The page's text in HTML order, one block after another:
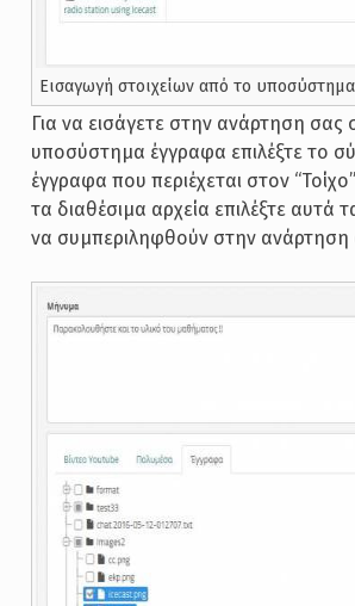
Εισαγωγή στοιχείων από το
Για να εισάγετε στην ανάρτηση σας
υποσύστημα έγγραφα επιλέξτε το
έγγραφα που περιέχεται στον
τα διαθέσιμα αρχεία επιλέξτε αυτά
να συμπεριληφθούν στην ανάρτηση